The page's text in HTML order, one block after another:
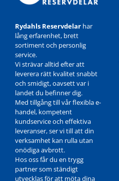
Rydahls Reservdelar har
lång erfarenhet, brett
sortiment och personlig
service.
Vi strävar alltid efter att
leverera rätt kvalitet snabbt
och smidigt, oavsett var i
landet du befinner dig.
Med tillgång till vår flexibla e-
handel, kompetent
kundservice och effektiva
leveranser, ser vi till att din
verksamhet kan rulla utan
onödiga avbrott.
Hos oss får du en trygg
partner som ständigt
utvecklas för att möta dina